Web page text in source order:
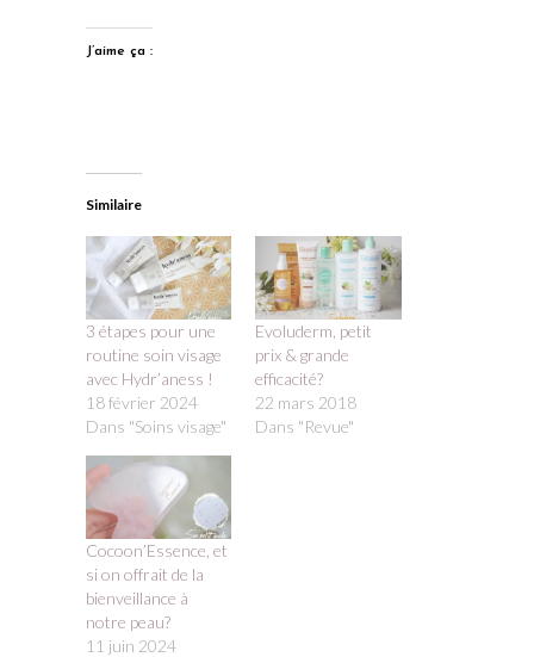
J’aime ça :
Similaire
3 étapes pour une
routine soin visage
avec Hydr’aness !
18 février 2024
Dans "Soins visage"
Evoluderm, petit
prix & grande
efficacité?
22 mars 2018
Dans "Revue"
Cocoon’Essence, et
si on offrait de la
bienveillance à
notre peau?
11 juin 2024